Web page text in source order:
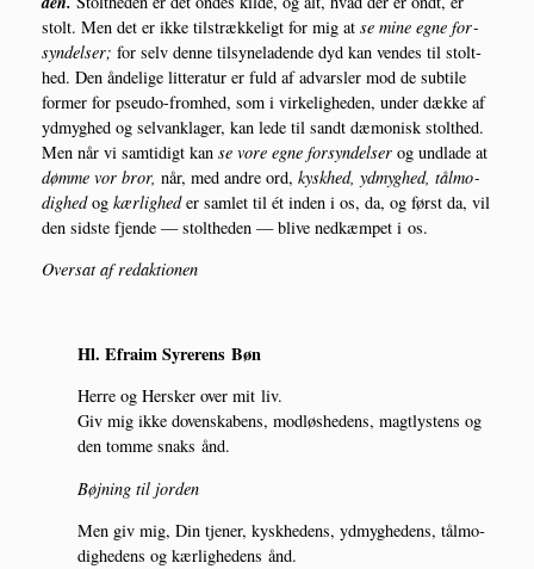
stolt. Men det er ikke til­stræk­ke­ligt for mig at se mine egne for­
syn­del­ser; for selv den­ne til­sy­ne­la­den­de dyd kan ven­des til stolt­
hed. Den ånde­li­ge lit­te­ra­tur er fuld af advars­ler mod de sub­ti­le
for­mer for pseu­do-from­hed, som i vir­ke­lig­he­den, under dæk­ke af
ydmyg­hed og selvankla­ger, kan lede til sandt dæmo­nisk stolt­hed.
Men når vi sam­ti­digt kan se vore egne for­syn­del­ser og und­la­de at
døm­me vor bror, når, med andre ord, kysk­hed, ydmyg­hed, tål­mo­
dig­hedog kær­lig­heder sam­let til ét inden i os, da, og først da, vil
den sid­ste fjen­de — stolt­he­den — bli­ve ned­kæm­pet i os.
Over­sat af redaktionen
Hl. Efraim Syre­rens Bøn
Her­re og Her­sker over mit liv.
Giv mig ikke doven­ska­bens, mod­løs­he­dens, magt­ly­stens og
den tom­me snaks ånd.
Bøj­ning til jorden
Men giv mig, Din tje­ner, kysk­he­dens, ydmyg­he­dens, tål­mo­
dig­he­dens og kær­lig­he­dens ånd.